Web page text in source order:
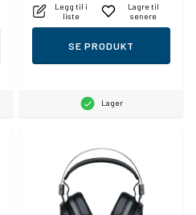
Legg til i
liste
Lagre til
senere
SE PRODUKT
Lager